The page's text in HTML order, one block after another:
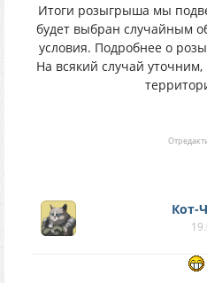
Итоги розыгрыша мы
будет выбран случайным
условия. Подробнее о
На всякий случай
Кот-